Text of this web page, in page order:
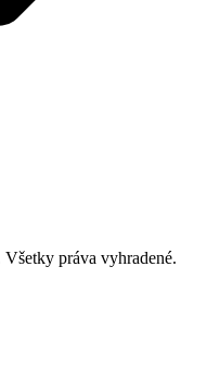
práva vyhradené.